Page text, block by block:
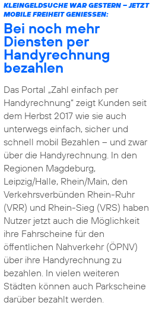
KLEINGELDSUCHE WAR GESTERN – JETZT
MOBILE FREIHEIT GENIESSEN:
Bei noch mehr
Diensten per
Handyrechnung
bezahlen
Das Portal „Zahl einfach per
Handyrechnung“ zeigt Kunden seit
dem Herbst 2017 wie sie auch
unterwegs einfach, sicher und
schnell mobil Bezahlen – und zwar
über die Handyrechnung. In den
Regionen Magdeburg,
Leipzig/Halle, Rhein/Main, den
Verkehrsverbünden Rhein-Ruhr
(VRR) und Rhein-Sieg (VRS) haben
Nutzer jetzt auch die Möglichkeit
ihre Fahrscheine für den
öffentlichen Nahverkehr (ÖPNV)
über ihre Handyrechnung zu
bezahlen. In vielen weiteren
Städten können auch Parkscheine
darüber bezahlt werden.